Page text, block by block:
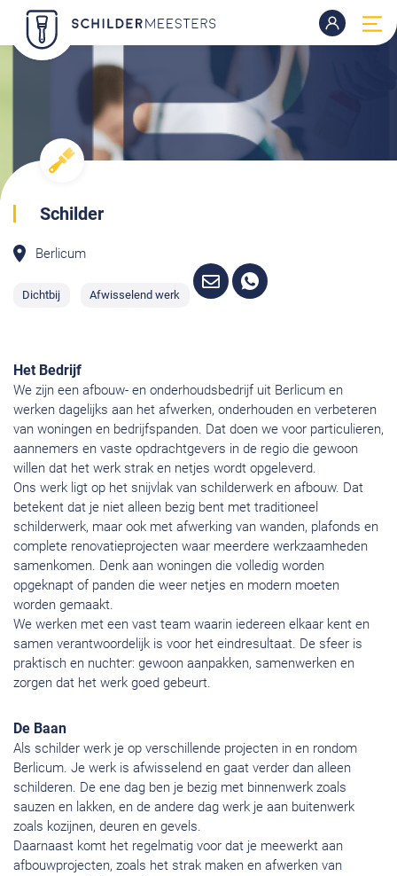
Schilder
Berlicum
Dichtbij Afwisselend werk
Het Bedrijf
We zijn een afbouw- en onderhoudsbedrijf uit Berlicum en
werken dagelijks aan het afwerken, onderhouden en verbeteren
van woningen en bedrijfspanden. Dat doen we voor particulieren,
aannemers en vaste opdrachtgevers in de regio die gewoon
willen dat het werk strak en netjes wordt opgeleverd.
Ons werk ligt op het snijvlak van schilderwerk en afbouw. Dat
betekent dat je niet alleen bezig bent met traditioneel
schilderwerk, maar ook met afwerking van wanden, plafonds en
complete renovatieprojecten waar meerdere werkzaamheden
samenkomen. Denk aan woningen die volledig worden
opgeknapt of panden die weer netjes en modern moeten
worden gemaakt.
We werken met een vast team waarin iedereen elkaar kent en
samen verantwoordelijk is voor het eindresultaat. De sfeer is
praktisch en nuchter: gewoon aanpakken, samenwerken en
zorgen dat het werk goed gebeurt.
De Baan
Als schilder werk je op verschillende projecten in en rondom
Berlicum. Je werk is afwisselend en gaat verder dan alleen
schilderen. De ene dag ben je bezig met binnenwerk zoals
sauzen en lakken, en de andere dag werk je aan buitenwerk
zoals kozijnen, deuren en gevels.
Daarnaast komt het regelmatig voor dat je meewerkt aan
afbouwprojecten, zoals het strak maken en afwerken van